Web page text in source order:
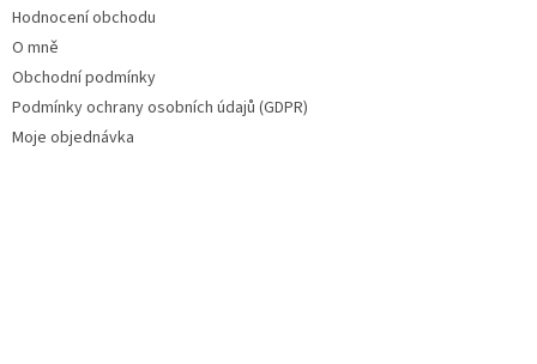
Hodnocení obchodu
O mně
Obchodní podmínky
Podmínky ochrany osobních údajů (GDPR)
Moje objednávka